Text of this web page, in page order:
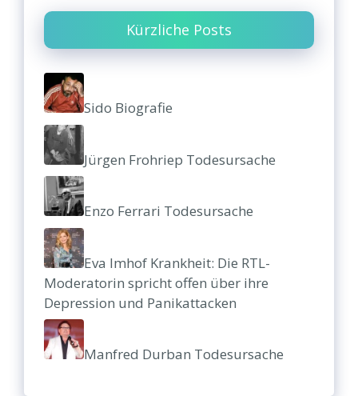
Kürzliche Posts
Sido Biografie
Jürgen Frohriep Todesursache
Enzo Ferrari Todesursache
Eva Imhof Krankheit: Die RTL-
Moderatorin spricht offen über ihre
Depression und Panikattacken
Manfred Durban Todesursache